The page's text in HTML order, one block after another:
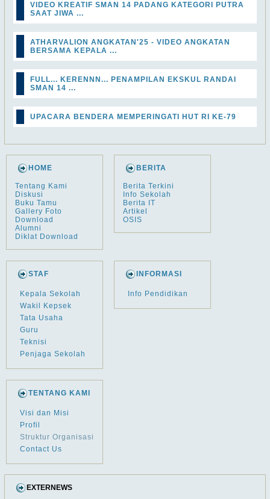
VIDEO KREATIF SMAN 14 PADANG KATEGORI PUTRA
SAAT JIWA ...
ATHARVALION ANGKATAN'25 - VIDEO ANGKATAN
BERSAMA KEPALA ...
FULL... KERENNN... PENAMPILAN EKSKUL RANDAI
SMAN 14 ...
UPACARA BENDERA MEMPERINGATI HUT RI KE-79
HOME
Tentang Kami
Diskusi
Buku Tamu
Gallery Foto
Download
Alumni
Diklat Download
BERITA
Berita Terkini
Info Sekolah
Berita IT
Artikel
OSIS
STAF
Kepala Sekolah
Wakil Kepsek
Tata Usaha
Guru
Teknisi
Penjaga Sekolah
INFORMASI
Info Pendidikan
TENTANG KAMI
Visi dan Misi
Profil
Struktur Organisasi
Contact Us
EXTERNEWS